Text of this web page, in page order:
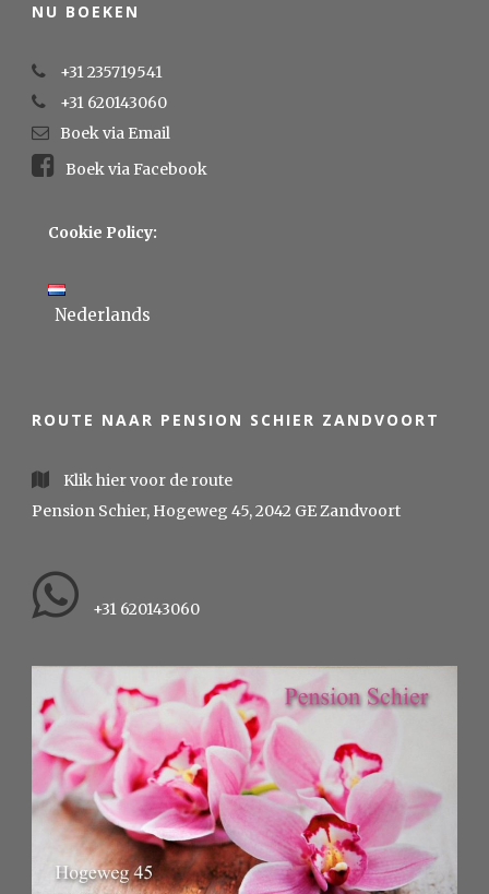
NU BOEKEN
+31 235719541
+31 620143060
Boek via Email
Boek via Facebook
Cookie Policy:
Nederlands
ROUTE NAAR PENSION SCHIER ZANDVOORT
Klik hier voor de route
Pension Schier, Hogeweg 45, 2042 GE Zandvoort
+31 620143060